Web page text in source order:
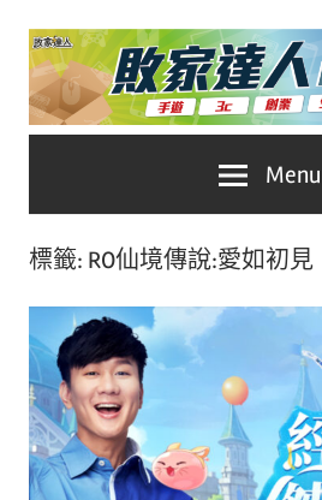
Skip
content
家
人
推
薦
No.1
遊
戲
科
技
自
媒
體。
Menu
標籤: RO仙境傳說:愛如初見